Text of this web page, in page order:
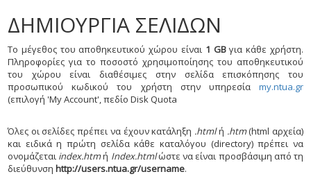
ΔΗΜΙΟΥΡΓΙΑ ΣΕΛΙΔΩΝ
Το μέγεθος του αποθηκευτικού χώρου είναι 1 GBγια κάθε χρήστη.
Πληροφορίες για το ποσοστό χρησιμοποίησης του αποθηκευτικού
του χώρου είναι διαθέσιμες στην σελίδα επισκόπησης του
προσωπικού κωδικού του χρήστη στην υπηρεσία my.ntua.gr
(επιλογή 'My Account', πεδίο Disk Quota
Όλες οι σελίδες πρέπει να έχουν κατάληξη .htmlή .htm(html αρχεία)
και ειδικά η πρώτη σελίδα κάθε καταλόγου (directory) πρέπει να
ονομάζεται index.htmή Index.htmlώστε να είναι προσβάσιμη από τη
διεύθυνση http://users.ntua.gr/username.